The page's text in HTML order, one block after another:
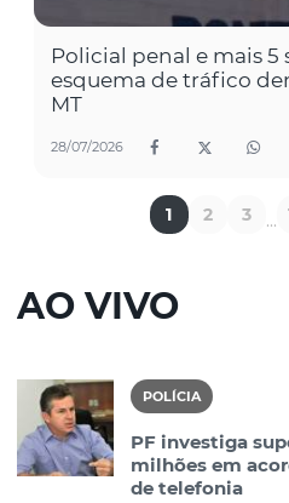
Policial penal e mais
esquema de tráfico
MT
28/07/2026
1 2 3 ...
AO VIVO
POLÍCIA
PF investiga
milhões em
de telefonia